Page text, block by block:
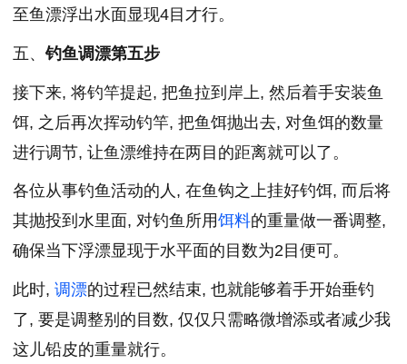
至鱼漂浮出水面显现4目才行。
五、钓鱼调漂第五步
接下来, 将钓竿提起, 把鱼拉到岸上, 然后着手安装鱼
饵, 之后再次挥动钓竿, 把鱼饵抛出去, 对鱼饵的数量
进行调节, 让鱼漂维持在两目的距离就可以了。
各位从事钓鱼活动的人, 在鱼钩之上挂好钓饵, 而后将
其抛投到水里面, 对钓鱼所用饵料的重量做一番调整,
确保当下浮漂显现于水平面的目数为2目便可。
此时, 调漂的过程已然结束, 也就能够着手开始垂钓
了, 要是调整别的目数, 仅仅只需略微增添或者减少我
这儿铅皮的重量就行。